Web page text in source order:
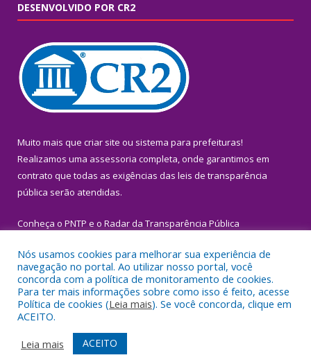
DESENVOLVIDO POR CR2
Muito mais que criar site ou sistema para prefeituras!
Realizamos uma assessoria completa, onde garantimos em
contrato que todas as exigências das leis de transparência
pública serão atendidas.
Conheça o PNTP e o Radar da Transparência Pública
Todos os direitos reservados a Prefeitura Municipal de Igarapé-
Miri.
Mapa do Site
Acessar Área Administrativa
Acessar Webmail
Nós usamos cookies para melhorar sua experiência de
navegação no portal. Ao utilizar nosso portal, você
concorda com a política de monitoramento de cookies.
Para ter mais informações sobre como isso é feito, acesse
Política de cookies (Leia mais). Se você concorda, clique em
ACEITO.
Leia mais
ACEITO